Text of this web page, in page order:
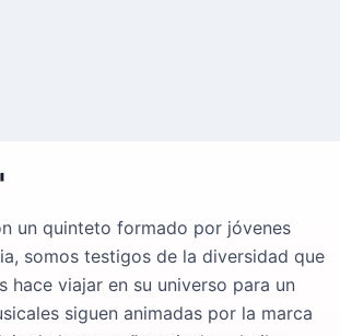
un quinteto formado por jóvenes
somos testigos de la diversidad que
hace viajar en su universo para un
siguen animadas por la marca